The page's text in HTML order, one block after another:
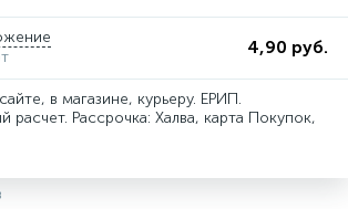
4,90 руб.
в магазине, курьеру. ЕРИП.
расчет. Рассрочка: Халва, карта Покупок,